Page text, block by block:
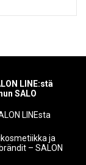
LINE:stä
SALO
LINEsta
ja
– SALON